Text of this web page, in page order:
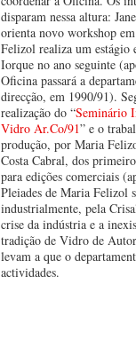
disparam nessa altura:
orienta novo workshop
Felizol realiza um estágio
Iorque no ano seguinte
Oficina passará a
direcção, em 1990/91).
realização do “Seminário
Vidro Ar.Co/91” e o
produção, por Maria
Costa Cabral, dos
para edições comerciais
Pleiades de Maria Felizol
industrialmente, pela
crise da indústria e a
tradição de Vidro de
levam a que o
actividades.